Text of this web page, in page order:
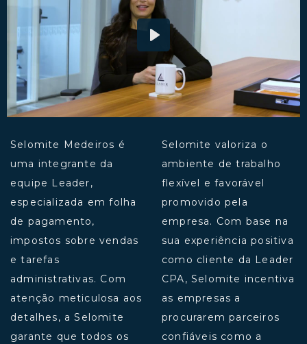
Play
Selomite Medeiros é
uma integrante da
equipe Leader,
especializada em folha
de pagamento,
impostos sobre vendas
e tarefas
administrativas. Com
atenção meticulosa aos
detalhes, a Selomite
garante que todos os
Selomite valoriza o
ambiente de trabalho
flexível e favorável
promovido pela
empresa. Com base na
sua experiência positiva
como cliente da Leader
CPA, Selomite incentiva
as empresas a
procurarem parceiros
confiáveis ​​como a